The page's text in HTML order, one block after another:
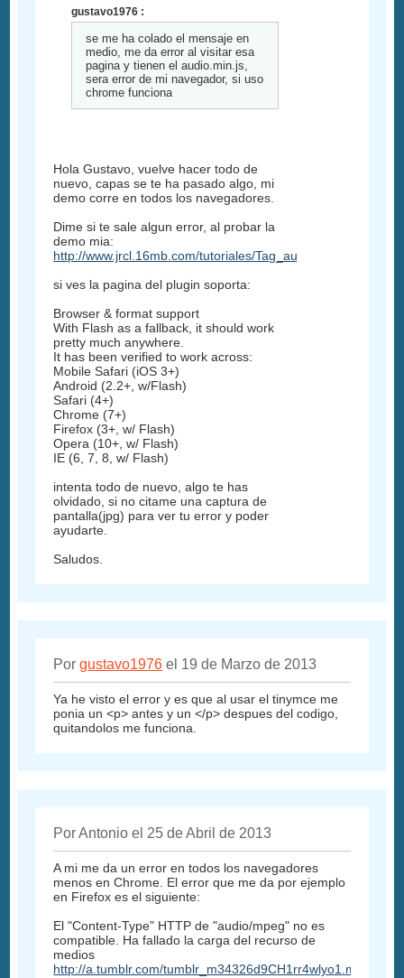
gustavo1976 :
se me ha colado el mensaje en
medio, me da error al visitar esa
pagina y tienen el audio.min.js,
sera error de mi navegador, si uso
chrome funciona
Hola Gustavo, vuelve hacer todo de
nuevo, capas se te ha pasado algo, mi
demo corre en todos los navegadores.
Dime si te sale algun error, al probar la
demo mia:
http://www.jrcl.16mb.com/tutoriales/
si ves la pagina del plugin soporta:
Browser & format support
With Flash as a fallback, it should work
pretty much anywhere.
It has been verified to work across:
Mobile Safari (iOS 3+)
Android (2.2+, w/Flash)
Safari (4+)
Chrome (7+)
Firefox (3+, w/ Flash)
Opera (10+, w/ Flash)
IE (6, 7, 8, w/ Flash)
intenta todo de nuevo, algo te has
olvidado, si no citame una captura de
pantalla(jpg) para ver tu error y poder
ayudarte.
Saludos.
Porgustavo1976 el 19 de Marzo de 2013
Ya he visto el error y es que al usar el tinymce me
ponia un <p> antes y un </p> despues del codigo,
quitandolos me funciona.
Por Antonio el 25 de Abril de 2013
A mi me da un error en todos los navegadores
menos en Chrome. El error que me da por ejemplo
en Firefox es el siguiente:
El "Content-Type" HTTP de "audio/mpeg" no es
compatible. Ha fallado la carga del recurso de
medios
http://a.tumblr.com/tumblr_m34326d9CH1rr4wlyo1.mp3